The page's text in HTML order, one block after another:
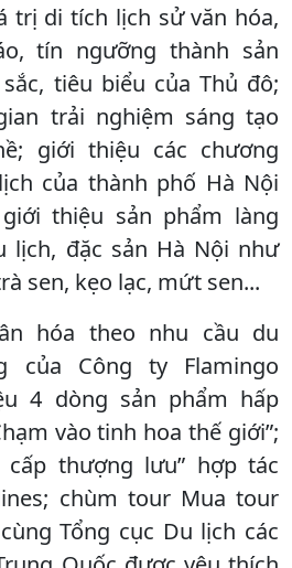
trị di tích lịch sử văn hóa,
tín ngưỡng thành sản
tiêu biểu của Thủ đô;
trải nghiệm sáng tạo
giới thiệu các chương
của thành phố Hà Nội
thiệu sản phẩm làng
lịch, đặc sản Hà Nội như
sen, kẹo lạc, mứt sen...
hóa theo nhu cầu du
của Công ty Flamingo
4 dòng sản phẩm hấp
vào tinh hoa thế giới”;
thượng lưu” hợp tác
chùm tour Mua tour
Tổng cục Du lịch các